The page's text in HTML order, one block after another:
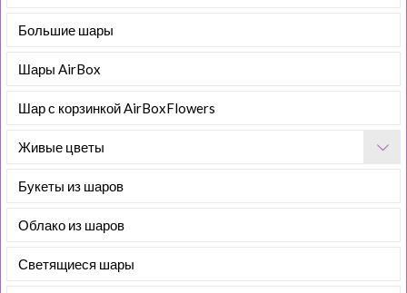
Большие шары
Шары AirBox
Шар с корзинкой AirBoxFlowers
Живые цветы
Букеты из шаров
Облако из шаров
Светящиеся шары